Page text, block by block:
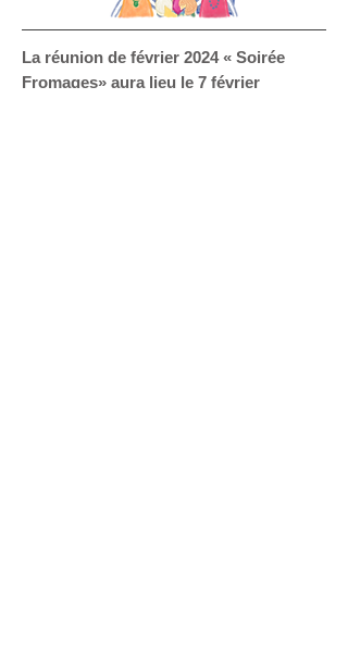
La réunion de février 2024 « Soirée
Fromages» aura lieu le 7 février